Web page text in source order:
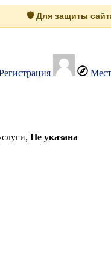
🛡️ Для защиты
Не указана